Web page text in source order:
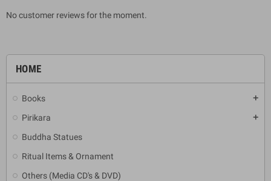
HOME
Books add
Pirikara add
Buddha Statues
Ritual Items & Ornament
Others (Media CD's & DVD)
No customer reviews for the moment.